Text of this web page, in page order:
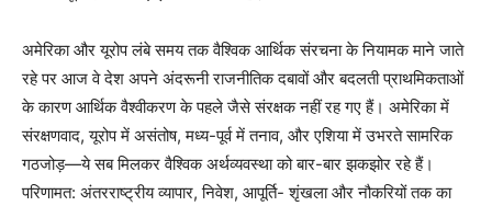
अमेरिका और यूरोप लंबे समय तक वैश्विक आर्थिक संरचना के नियामक माने जाते
रहे पर आज वे देश अपने अंदरूनी राजनीतिक दबावों और बदलती प्राथमिकताओं
के कारण आर्थिक वैश्वीकरण के पहले जैसे संरक्षक नहीं रह गए हैं। अमेरिका में
संरक्षणवाद, यूरोप में असंतोष, मध्य-पूर्व में तनाव, और एशिया में उभरते सामरिक
गठजोड़—ये सब मिलकर वैश्विक अर्थव्यवस्था को बार-बार झकझोर रहे हैं।
परिणामत: अंतरराष्ट्रीय व्यापार, निवेश, आपूर्ति- शृंखला और नौकरियों तक का